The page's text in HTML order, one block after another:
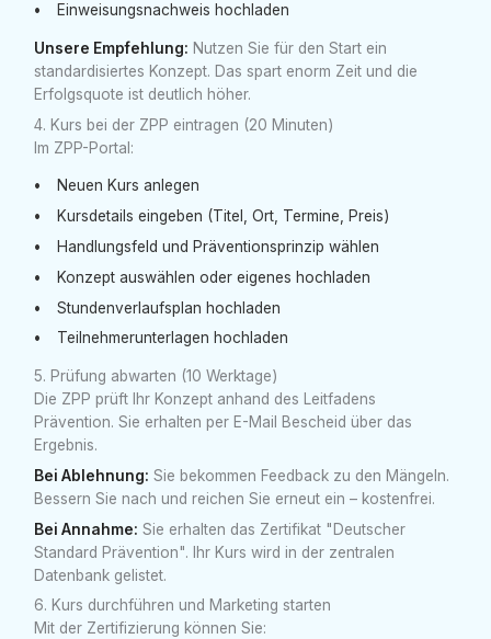
Einweisungsnachweis hochladen
Unsere Empfehlung: Nutzen Sie für den Start ein
standardisiertes Konzept. Das spart enorm Zeit und die
Erfolgsquote ist deutlich höher.
4. Kurs bei der ZPP eintragen (20 Minuten)
Im ZPP-Portal:
Neuen Kurs anlegen
Kursdetails eingeben (Titel, Ort, Termine, Preis)
Handlungsfeld und Präventionsprinzip wählen
Konzept auswählen oder eigenes hochladen
Stundenverlaufsplan hochladen
Teilnehmerunterlagen hochladen
5. Prüfung abwarten (10 Werktage)
Die ZPP prüft Ihr Konzept anhand des Leitfadens
Prävention. Sie erhalten per E-Mail Bescheid über das
Ergebnis.
Bei Ablehnung: Sie bekommen Feedback zu den Mängeln.
Bessern Sie nach und reichen Sie erneut ein – kostenfrei.
Bei Annahme: Sie erhalten das Zertifikat "Deutscher
Standard Prävention". Ihr Kurs wird in der zentralen
Datenbank gelistet.
6. Kurs durchführen und Marketing starten
Mit der Zertifizierung können Sie: